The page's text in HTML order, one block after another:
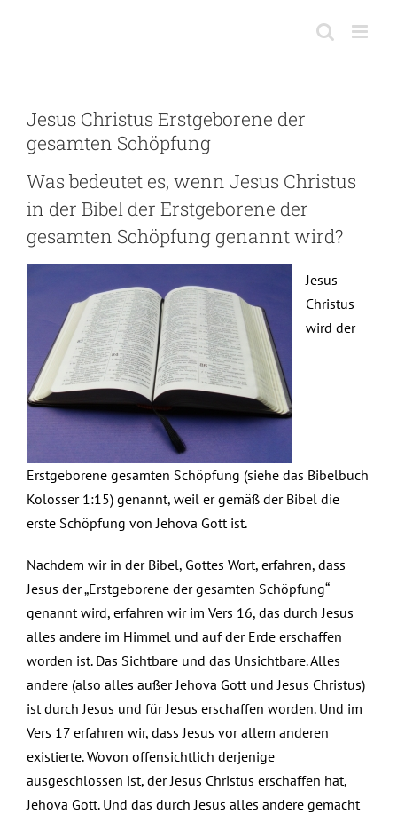
Jesus Christus Erstgeborene der
gesamten Schöpfung
Was bedeutet es, wenn Jesus Christus
in der Bibel der Erstgeborene der
gesamten Schöpfung genannt wird?
Jesus
Christus
wird der
Erstgeborene gesamten Schöpfung (siehe das Bibelbuch
Kolosser 1:15) genannt, weil er gemäß der Bibel die
erste Schöpfung von Jehova Gott ist.
Nachdem wir in der Bibel, Gottes Wort, erfahren, dass
Jesus der „Erstgeborene der gesamten Schöpfung“
genannt wird, erfahren wir im Vers 16, das durch Jesus
alles andere im Himmel und auf der Erde erschaffen
worden ist. Das Sichtbare und das Unsichtbare. Alles
andere (also alles außer Jehova Gott und Jesus Christus)
ist durch Jesus und für Jesus erschaffen worden. Und im
Vers 17 erfahren wir, dass Jesus vor allem anderen
existierte. Wovon offensichtlich derjenige
ausgeschlossen ist, der Jesus Christus erschaffen hat,
Jehova Gott. Und das durch Jesus alles andere gemacht